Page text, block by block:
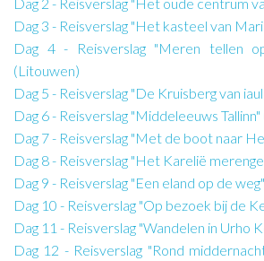
Dag 3 - Reisverslag "Het kasteel van
Dag 4 - Reisverslag "Meren tellen
(Litouwen)
Dag 5 - Reisverslag "De Kruisberg van
Dag 6 - Reisverslag "Middeleeuws
Dag 7 - Reisverslag "Met de boot naar
Dag 8 - Reisverslag "Het Karelië
Dag 9 - Reisverslag "Een eland op de
Dag 10 - Reisverslag "Op bezoek bij de
Dag 11 - Reisverslag "Wandelen in Urho
Dag 12 - Reisverslag "Rond